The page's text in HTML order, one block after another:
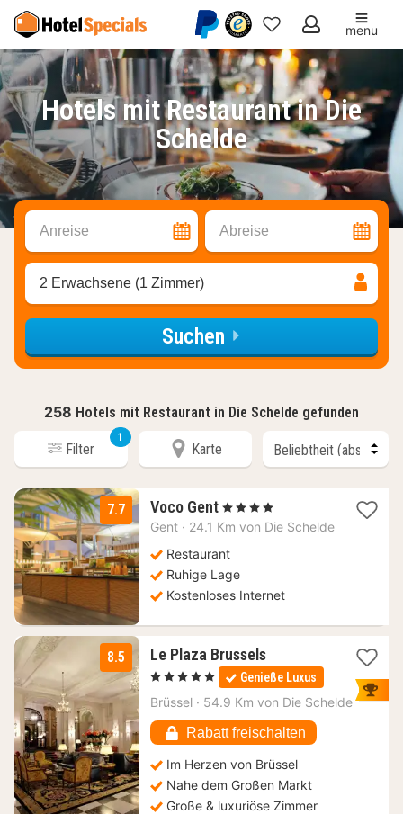
Meine
Favoriten
menu
Hotels mit Restaurant in Die
Schelde
Anreise Abreise
2 Erwachsene (1 Zimmer)
Suchen
258 Hotels mit Restaurant in Die Schelde gefunden
Filter
1
Karte
7.7 Voco Gent 1
Nacht
99
€
, 4 Sterne
Gent · 24.1 Km von Die Schelde
Restaurant
Ruhige Lage
Kostenloses Internet
8.5 Le Plaza Brussels1
Nacht
ab
159
€
, 5 Sterne Genieße Luxus
Brüssel · 54.9 Km von Die Schelde
Rabatt freischalten
Im Herzen von Brüssel
Nahe dem Großen Markt
Große & luxuriöse Zimmer